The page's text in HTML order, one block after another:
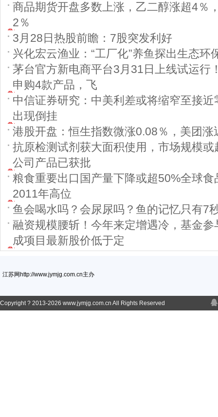
商品期货开盘多数上涨，乙二醇涨超4％
2％
3月28日热股前瞻：7股突发利好
兴化宏云渔业：“工厂化”养鱼探出生态环
茅台官方新电商平台3月31日上线试运行
申购4款产品，飞
中信证券研究：中美利差或将缩窄至接
出现倒挂
港股开盘：恒生指数微涨0.08％，美团涨
抗原检测试剂获大面积使用，市场规模
公司产品已获批
粮食重要出口国产量下降或超50%全球
2011年高位
鱼会喝水吗？会尿尿吗？鱼的记忆只有7
融资规模腰斩！今年来定增遇冷，基金
成项目最新股价低于定
江苏网http://www.jymjg.com.cn主办
Copyright ? 2013-2026 www.jymjg.com.cn All Rights Reserved